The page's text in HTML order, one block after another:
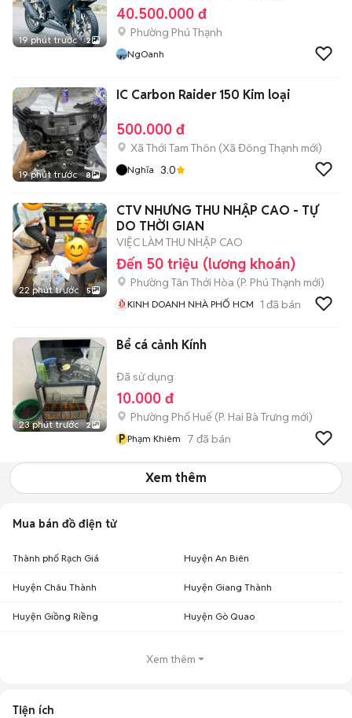
19 phút trước 2
40.500.000 đ
Phường Phú Thạnh
NgOanh
19 phút trước 8
IC Carbon Raider 150 Kim loại
500.000 đ
Xã Thới Tam Thôn (Xã Đông Thạnh mới)
Nghĩa 3.0
22 phút trước 5
CTV NHƯNG THU NHẬP CAO - TỰ
DO THỜI GIAN
VIỆC LÀM THU NHẬP CAO
Đến 50 triệu (lương khoán)
Phường Tân Thới Hòa (P. Phú Thạnh mới)
KINH DOANH NHÀ PHỐ HCM 1 đã bán
23 phút trước 2
Bể cá cảnh Kính
Đã sử dụng
10.000 đ
Phường Phố Huế (P. Hai Bà Trưng mới)
P Phạm Khiêm 7 đã bán
Xem thêm
Mua bán đồ điện tử
Thành phố Rạch Giá Huyện An Biên
Huyện Châu Thành Huyện Giang Thành
Huyện Giồng Riềng Huyện Gò Quao
Xem thêm
Tiện ích